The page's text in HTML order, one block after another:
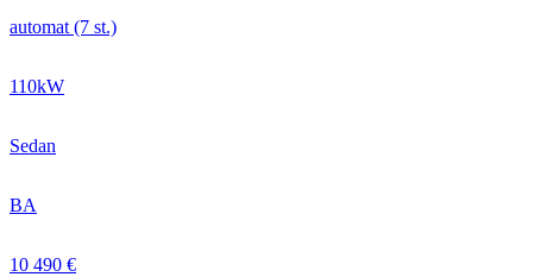
automat (7 st.)
110kW
Sedan
BA
10 490 €